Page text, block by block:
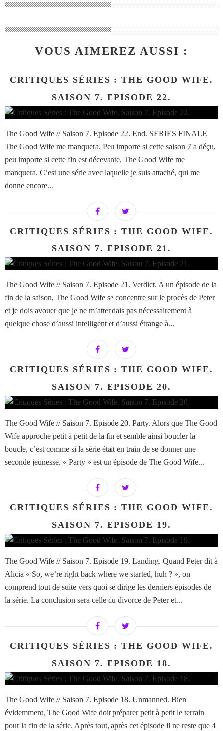
VOUS AIMEREZ AUSSI :
CRITIQUES SÉRIES : THE GOOD WIFE.
SAISON 7. EPISODE 22.
The Good Wife // Saison 7. Episode 22. End. SERIES FINALE
The Good Wife me manquera. Peu importe si cette saison 7 a déçu,
peu importe si cette fin est décevante, The Good Wife me
manquera. C’est une série avec laquelle je suis attaché, qui me
donne encore...
CRITIQUES SÉRIES : THE GOOD WIFE.
SAISON 7. EPISODE 21.
The Good Wife // Saison 7. Episode 21. Verdict. A un épisode de la
fin de la saison, The Good Wife se concentre sur le procès de Peter
et je dois avouer que je ne m’attendais pas nécessairement à
quelque chose d’aussi intelligent et d’aussi étrange à...
CRITIQUES SÉRIES : THE GOOD WIFE.
SAISON 7. EPISODE 20.
The Good Wife // Saison 7. Episode 20. Party. Alors que The Good
Wife approche petit à petit de la fin et semble ainsi boucler la
boucle, c’est comme si la série était en train de se donner une
seconde jeunesse. « Party » est un épisode de The Good Wife...
CRITIQUES SÉRIES : THE GOOD WIFE.
SAISON 7. EPISODE 19.
The Good Wife // Saison 7. Episode 19. Landing. Quand Peter dit à
Alicia « So, we’re right back where we started, huh ? », on
comprend tout de suite vers quoi se dirige les derniers épisodes de
la série. La conclusion sera celle du divorce de Peter et...
CRITIQUES SÉRIES : THE GOOD WIFE.
SAISON 7. EPISODE 18.
The Good Wife // Saison 7. Episode 18. Unmanned. Bien
évidemment, The Good Wife doit préparer petit à petit le terrain
pour la fin de la série. Après tout, après cet épisode il ne reste que 4